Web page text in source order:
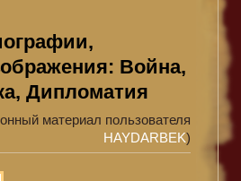
Война,
Дипломатия
материал пользователя
HAYDARBEK)